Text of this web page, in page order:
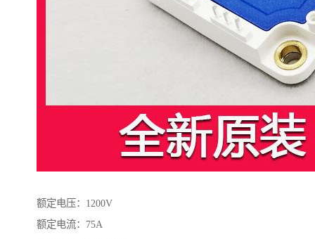
额定电压：1200V
额定电流：75A